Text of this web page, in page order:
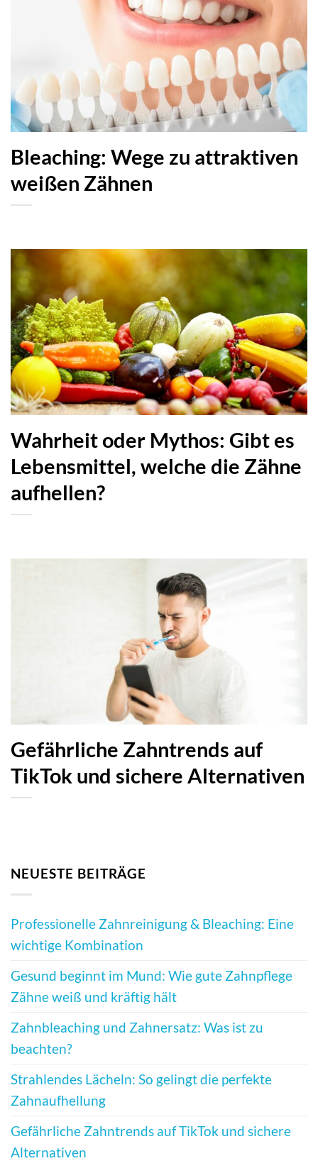
Bleaching: Wege zu attraktiven
weißen Zähnen
Wahrheit oder Mythos: Gibt es
Lebensmittel, welche die Zähne
aufhellen?
Gefährliche Zahntrends auf
TikTok und sichere Alternativen
NEUESTE BEITRÄGE
Professionelle Zahnreinigung & Bleaching: Eine
wichtige Kombination
Gesund beginnt im Mund: Wie gute Zahnpflege
Zähne weiß und kräftig hält
Zahnbleaching und Zahnersatz: Was ist zu
beachten?
Strahlendes Lächeln: So gelingt die perfekte
Zahnaufhellung
Gefährliche Zahntrends auf TikTok und sichere
Alternativen